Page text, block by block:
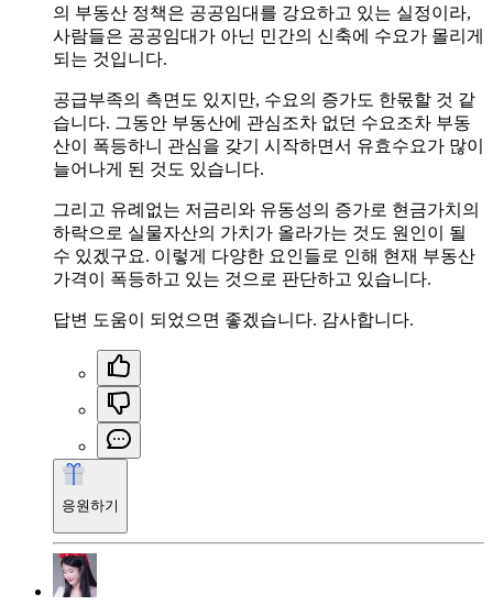
의 부동산 정책은 공공임대를 강요하고 있는 실정이라,
사람들은 공공임대가 아닌 민간의 신축에 수요가 몰리게
되는 것입니다.
공급부족의 측면도 있지만, 수요의 증가도 한몫할 것 같
습니다. 그동안 부동산에 관심조차 없던 수요조차 부동
산이 폭등하니 관심을 갖기 시작하면서 유효수요가 많이
늘어나게 된 것도 있습니다.
그리고 유례없는 저금리와 유동성의 증가로 현금가치의
하락으로 실물자산의 가치가 올라가는 것도 원인이 될
수 있겠구요. 이렇게 다양한 요인들로 인해 현재 부동산
가격이 폭등하고 있는 것으로 판단하고 있습니다.
답변 도움이 되었으면 좋겠습니다. 감사합니다.
응원하기